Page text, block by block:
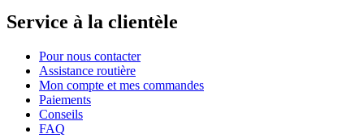
Service à la clientèle
Pour nous contacter
Assistance routière
Mon compte et mes commandes
Paiements
Conseils
FAQ